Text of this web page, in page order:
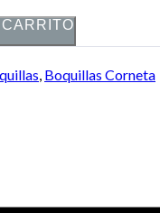
Boquillas Corneta